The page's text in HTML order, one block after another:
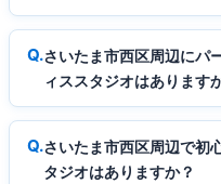
さいたま市西区周辺にパ
ィススタジオはあります
さいたま市西区周辺で初
タジオはありますか？